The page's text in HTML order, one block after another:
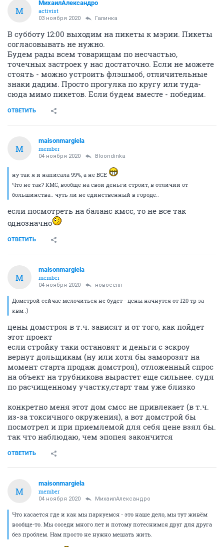
М
МихаилАлександро
activist
03 ноября 2020 Галинка
В субботу 12:00 выходим на пикеты к мэрии. Пикеты
согласовывать не нужно.
Будем рады всем товарищам по несчастью,
точечных застроек у нас достаточно. Если не можете
стоять - можно устроить флэшмоб, отличительные
знаки дадим. Просто прогулка по кругу или туда-
сюда мимо пикетов. Если будем вместе - победим.
ОТВЕТИТЬ
M
maisonmargiela
member
04 ноября 2020 Bloondinka
ну так я и написала 99%, а не ВСЕ
Что не так? КМС, вообще на свои деньги строит, в отличии от
большинства.. чуть ли не единственный в городе..
если посмотреть на баланс кмсс, то не все так
однозначно
ОТВЕТИТЬ
M
maisonmargiela
member
04 ноября 2020 новоселл
Домстрой сейчас мелочиться не будет - цены начнутся от 120 тр за
квм .)
цены домстроя в т.ч. зависят и от того, как пойдет
этот проект
если стройку таки остановят и деньги с эскроу
вернут дольщикам (ну или хотя бы заморозят на
момент старта продаж домстроя), отложенный спрос
на объект на трубникова вырастет еще сильнее. судя
по расчищенному участку,старт там уже близко
конкретно меня этот дом смсс не привлекает (в т.ч.
из-за токсичного окружения), а вот домстрой бы
посмотрел и при приемлемой для себя цене взял бы.
так что наблюдаю, чем эпопея закончится
ОТВЕТИТЬ
M
maisonmargiela
member
04 ноября 2020 МихаилАлександро
Что касается где и как мы паркуемся - это наше дело, мы тут живём
вообще-то. Мы соседи много лет и потому потеснимся друг для друга
без проблем. Нам просто не нужно мешать жить.